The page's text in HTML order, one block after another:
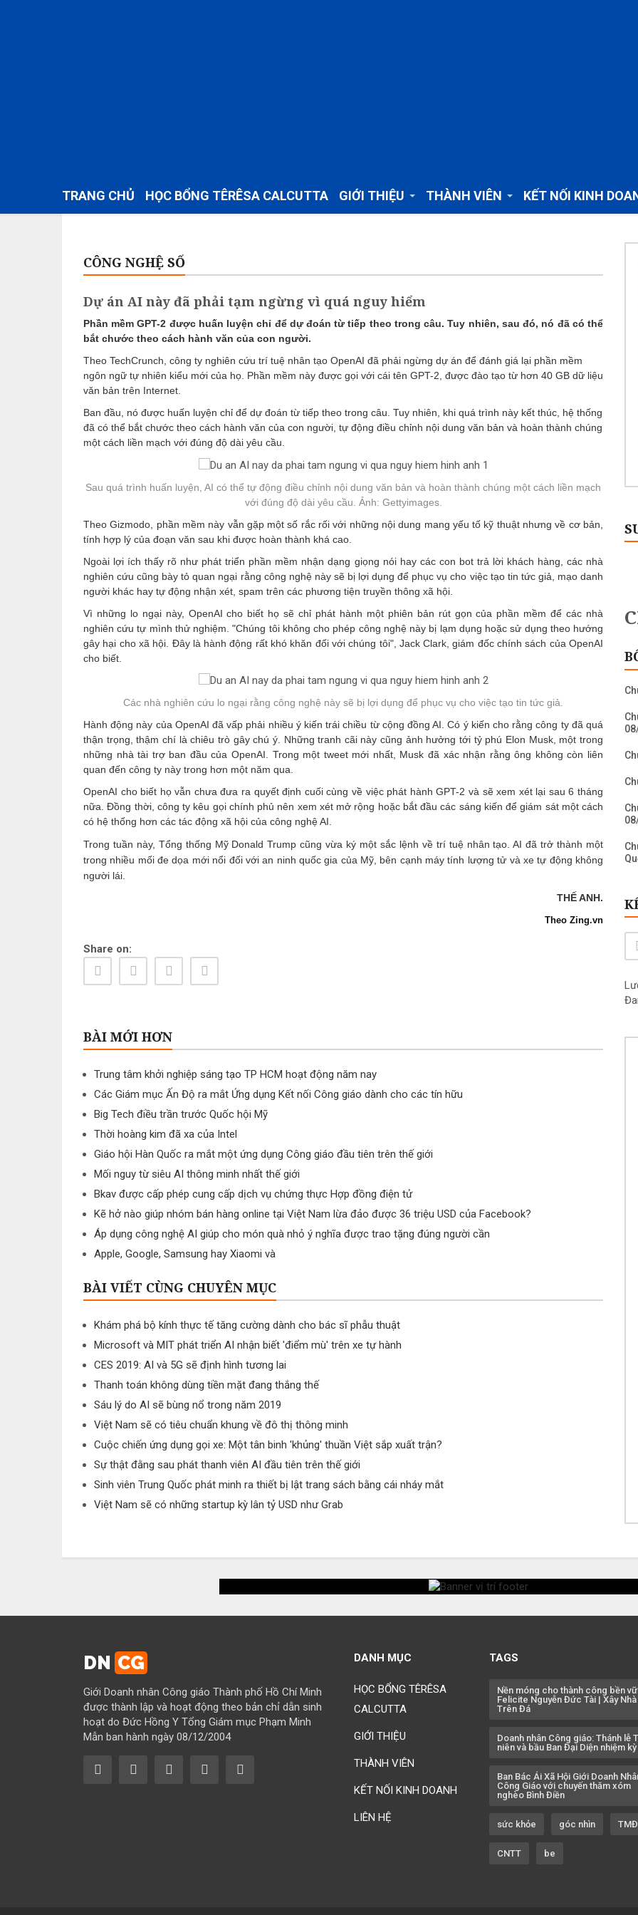
TRANG CHỦ HỌC BỔNG TÊRÊSA CALCUTTA GIỚI THIỆU THÀNH VIÊN KẾT NỐI KINH
CÔNG NGHỆ SỐ
Dự án AI này đã phải tạm ngừng vì quá nguy hiểm
Phần mềm GPT-2 được huấn luyện chỉ để dự đoán từ tiếp theo trong câu. Tuy nhiên, sau đó, nó đã có thể
bắt chước theo cách hành văn của con người.
Theo TechCrunch, công ty nghiên cứu trí tuệ nhân tạo OpenAI đã phải ngừng dự án để đánh giá lại phần mềm
ngôn ngữ tự nhiên kiểu mới của họ. Phần mềm này được gọi với cái tên GPT-2, được đào tạo từ hơn 40 GB dữ liệu
văn bản trên Internet.
Ban đầu, nó được huấn luyện chỉ để dự đoán từ tiếp theo trong câu. Tuy nhiên, khi quá trình này kết thúc, hệ thống
đã có thể bắt chước theo cách hành văn của con người, tự động điều chỉnh nội dung văn bản và hoàn thành chúng
một cách liền mạch với đúng độ dài yêu cầu.
Sau quá trình huấn luyện, AI có thể tự động điều chỉnh nội dung văn bản và hoàn thành chúng một cách liền mạch
với đúng độ dài yêu cầu. Ảnh: Gettyimages.
Theo Gizmodo, phần mềm này vẫn gặp một số rắc rối với những nội dung mang yếu tố kỹ thuật nhưng về cơ bản,
tính hợp lý của đoạn văn sau khi được hoàn thành khá cao.
Ngoài lợi ích thấy rõ như phát triển phần mềm nhận dạng giọng nói hay các con bot trả lời khách hàng, các nhà
nghiên cứu cũng bày tỏ quan ngại rằng công nghệ này sẽ bị lợi dụng để phục vụ cho việc tạo tin tức giả, mạo danh
người khác hay tự động nhận xét, spam trên các phương tiện truyền thông xã hội.
Vì những lo ngại này, OpenAI cho biết họ sẽ chỉ phát hành một phiên bản rút gọn của phần mềm để các nhà
nghiên cứu tự mình thử nghiệm. "Chúng tôi không cho phép công nghệ này bị lạm dụng hoặc sử dụng theo hướng
gây hại cho xã hội. Đây là hành động rất khó khăn đối với chúng tôi", Jack Clark, giám đốc chính sách của OpenAI
cho biết.
Các nhà nghiên cứu lo ngại rằng công nghệ này sẽ bị lợi dụng để phục vụ cho việc tạo tin tức giả.
Hành động này của OpenAI đã vấp phải nhiều ý kiến trái chiều từ cộng đồng AI. Có ý kiến cho rằng công ty đã quá
thận trọng, thậm chí là chiêu trò gây chú ý. Những tranh cãi này cũng ảnh hưởng tới tỷ phú Elon Musk, một trong
những nhà tài trợ ban đầu của OpenAI. Trong một tweet mới nhất, Musk đã xác nhận rằng ông không còn liên
quan đến công ty này trong hơn một năm qua.
OpenAI cho biết họ vẫn chưa đưa ra quyết định cuối cùng về việc phát hành GPT-2 và sẽ xem xét lại sau 6 tháng
nữa. Đồng thời, công ty kêu gọi chính phủ nên xem xét mở rộng hoặc bắt đầu các sáng kiến để giám sát một cách
có hệ thống hơn các tác động xã hội của công nghệ AI.
Trong tuần này, Tổng thống Mỹ Donald Trump cũng vừa ký một sắc lệnh về trí tuệ nhân tạo. AI đã trở thành một
trong nhiều mối đe dọa mới nổi đối với an ninh quốc gia của Mỹ, bên cạnh máy tính lượng tử và xe tự động không
người lái.
THẾ ANH.
Theo Zing.vn
Share on:
BÀI MỚI HƠN
Trung tâm khởi nghiệp sáng tạo TP HCM hoạt động năm nay
Các Giám mục Ấn Độ ra mắt Ứng dụng Kết nối Công giáo dành cho các tín hữu
Big Tech điều trần trước Quốc hội Mỹ
Thời hoàng kim đã xa của Intel
Giáo hội Hàn Quốc ra mắt một ứng dụng Công giáo đầu tiên trên thế giới
Mối nguy từ siêu AI thông minh nhất thế giới
Bkav được cấp phép cung cấp dịch vụ chứng thực Hợp đồng điện tử
Kẽ hở nào giúp nhóm bán hàng online tại Việt Nam lừa đảo được 36 triệu USD của Facebook?
Áp dụng công nghệ AI giúp cho món quà nhỏ ý nghĩa được trao tặng đúng người cần
Apple, Google, Samsung hay Xiaomi và
BÀI VIẾT CÙNG CHUYÊN MỤC
Khám phá bộ kính thực tế tăng cường dành cho bác sĩ phẫu thuật
Microsoft và MIT phát triển AI nhận biết 'điểm mù' trên xe tự hành
CES 2019: AI và 5G sẽ định hình tương lai
Thanh toán không dùng tiền mặt đang thắng thế
Sáu lý do AI sẽ bùng nổ trong năm 2019
Việt Nam sẽ có tiêu chuẩn khung về đô thị thông minh
Cuộc chiến ứng dụng gọi xe: Một tân binh 'khủng' thuần Việt sắp xuất trận?
Sự thật đằng sau phát thanh viên AI đầu tiên trên thế giới
Sinh viên Trung Quốc phát minh ra thiết bị lật trang sách bằng cái nháy mắt
Việt Nam sẽ có những startup kỳ lân tỷ USD như Grab
15/
DN CG
Giới Doanh nhân Công giáo Thành phố Hồ Chí Minh
được thành lập và hoạt động theo bản chỉ dẫn sinh
hoạt do Đức Hồng Y Tổng Giám mục Phạm Minh
Mẫn ban hành ngày 08/12/2004
DANH MỤC
HỌC BỔNG TÊRÊSA
CALCUTTA
GIỚI THIỆU
THÀNH VIÊN
KẾT NỐI KINH DOANH
LIÊN HỆ
TAGS
Nền móng cho thành công bền
Felicite Nguyễn Đức Tài | Xây Nhà
Trên Đá
Doanh nhân Công giáo: Thánh lễ
niên và bầu Ban Đại Diện nhiệm
Ban Bác Ái Xã Hội Giới Doanh
Công Giáo với chuyến thăm xóm
nghèo Bình Điền
sức khỏe góc nhìn
CNTT be